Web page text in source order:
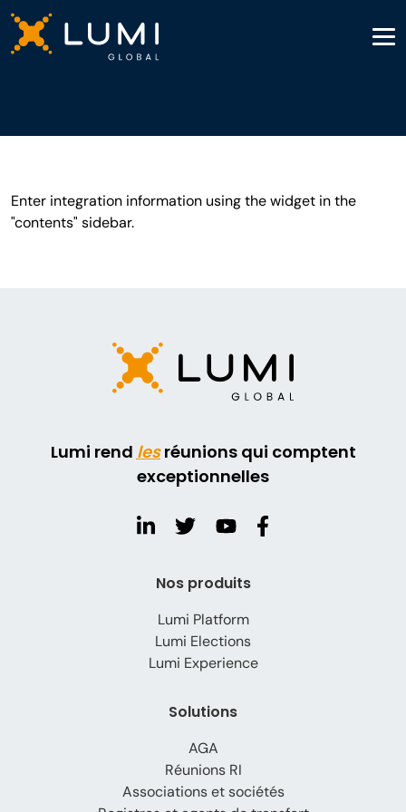
Enter integration information using the widget in the
"contents" sidebar.
Lumi rend lesréunions qui comptent
exceptionnelles
Nos produits
Lumi Platform
Lumi Elections
Lumi Experience
Solutions
AGA
Réunions RI
Associations et sociétés